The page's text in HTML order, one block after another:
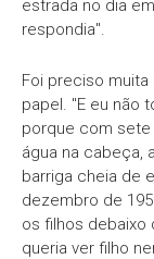
estrada no dia
respondia".
Foi preciso
papel. "E eu não
porque com sete
água na cabeça,
barriga cheia de
dezembro de
os filhos debaixo
queria ver filho